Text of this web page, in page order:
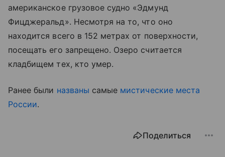
американское грузовое судно «Эдмунд
Фицджеральд». Несмотря на то, что оно
находится всего в 152 метрах от поверхности,
посещать его запрещено. Озеро считается
кладбищем тех, кто умер.
Ранее были названы самые мистические места
России.
Поделиться